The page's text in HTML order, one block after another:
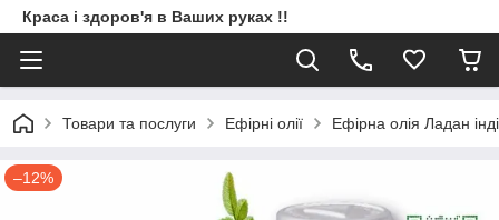
Краса і здоров'я в Ваших руках !!
Товари та послуги Ефірні олії Ефірна олія Ладан
–12%